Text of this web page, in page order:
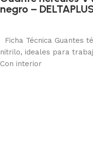
negro –
Protección manual
Ficha Técnica Guantes
nitrilo, ideales para
Con interior